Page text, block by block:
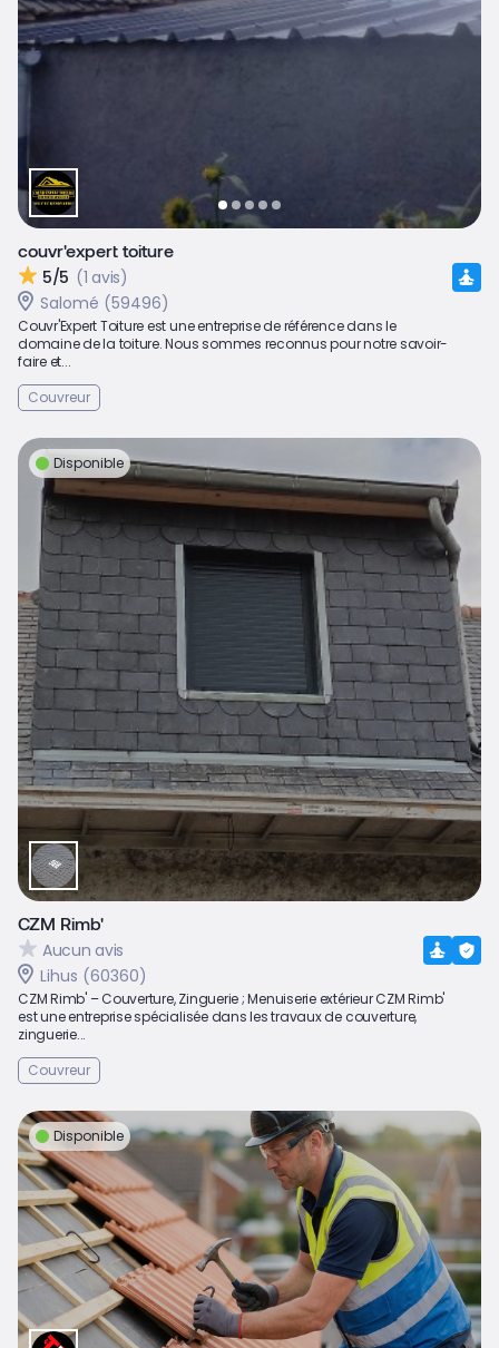
couvr'expert toiture
5/5 (1 avis)
Salomé (59496)
Couvr'Expert Toiture est une entreprise de référence dans le
domaine de la toiture. Nous sommes reconnus pour notre savoir-
faire et...
Couvreur
Disponible
CZM Rimb'
Aucun avis
Lihus (60360)
CZM Rimb' – Couverture, Zinguerie ; Menuiserie extérieur CZM Rimb'
est une entreprise spécialisée dans les travaux de couverture,
zinguerie...
Couvreur
Disponible